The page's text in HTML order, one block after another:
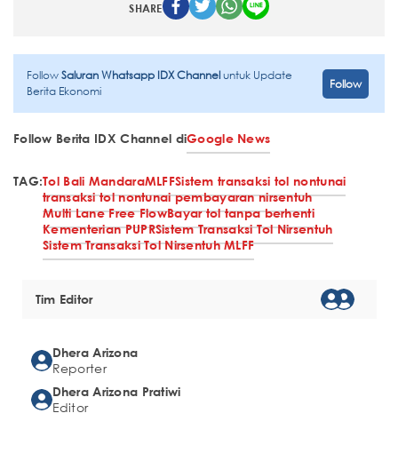
SHARE
FollowSaluran Whatsapp IDX Channeluntuk Update
Berita Ekonomi
Follow
Follow Berita IDX Channel diGoogle News
TAG:Tol Bali MandaraMLFFSistem transaksi tol nontunai
transaksi tol nontunai pembayaran nirsentuh
Multi Lane Free FlowBayar tol tanpa berhenti
Kementerian PUPRSistem Transaksi Tol Nirsentuh
Sistem Transaksi Tol Nirsentuh MLFF
Tim Editor
Dhera Arizona
Reporter
Dhera Arizona Pratiwi
Editor